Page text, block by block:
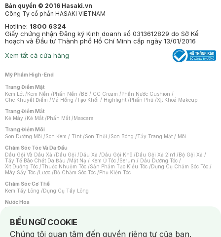
Bản quyền © 2016 Hasaki.vn
Công Ty cổ phần HASAKI VIETNAM
Hotline: 1800 6324
Giấy chứng nhận Đăng ký Kinh doanh số 0313612829 do Sở Kế
hoạch và Đầu tư Thành phố Hồ Chí Minh cấp ngày 13/01/2016
Xem tất cả cửa hàng
Mỹ Phẩm High-End
Trang Điểm Mặt
Kem Lót /Kem Nền /Phấn Nền /BB / CC Cream /Phấn Nước Cushion /
Che Khuyết Điểm /Má Hồng /Tạo Khối / Highlight /Phấn Phủ /Xịt Khoá Makeup
Trang Điểm Mắt
Kẻ Mày /Kẻ Mắt /Phấn Mắt /Mascara
Trang Điểm Môi
Son Dưỡng Môi /Son Kem / Tint /Son Thỏi /Son Bóng /Tẩy Trang Mắt / Môi
Chăm Sóc Tóc Và Da Đầu
Dầu Gội Và Dầu Xả /Dầu Gội /Dầu Xả /Dầu Gội Khô /Dầu Gội Xả 2in1 /Bộ Gội Xả /
Tẩy Tế Bào Chết Da Đầu /Mặt Nạ / Kem Ủ Tóc /Serum / Dầu Dưỡng Tóc /
Xịt Dưỡng Tóc /Thuốc Nhuộm Tóc /Sản Phẩm Tạo Kiểu Tóc /Dụng Cụ Chăm Sóc Tóc /
Máy Sấy Tóc /Lược /Bộ Chăm Sóc Tóc /Phụ Kiện Tóc
Chăm Sóc Cơ Thể
Kem Tẩy Lông /Dụng Cụ Tẩy Lông
Nước Hoa
Nước Hoa Nữ
Chăm Sóc Cá Nhân
Chống Muỗi /Khẩu Trang /Máy Massage/Mặt Nạ Xông Hơi /Nước Rửa Tay/
BIỂU NGỮ COOKIE
Notice about cookies usage
Chúng tôi quan tâm đến quyền riêng tư của bạn.